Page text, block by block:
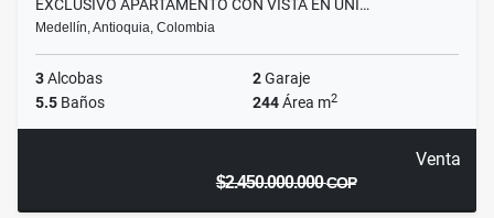
EXCLUSIVO APARTAMENTO CON VISTA EN UNI…
Medellín, Antioquia, Colombia
3Alcobas 2Garaje
5.5 Baños 244Área m2
Venta
$2.450.000.000COP